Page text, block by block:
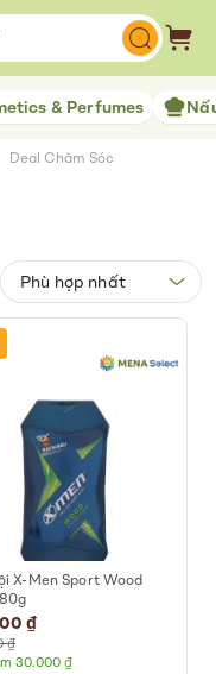
Giỏ
& Perfumes
Deal Chăm Sóc
X-Men Sport Wood
₫
₫
30.000 ₫